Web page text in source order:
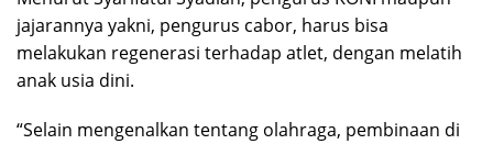
jajarannya yakni, pengurus cabor, harus bisa
melakukan regenerasi terhadap atlet, dengan melatih
anak usia dini.
“Selain mengenalkan tentang olahraga, pembinaan di